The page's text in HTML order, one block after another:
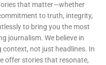
that matter—whether
to truth, integrity,
to bring you the most
journalism. We believe in
not just headlines. In
offer stories that resonate,